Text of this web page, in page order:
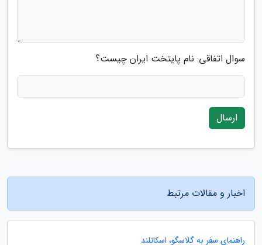
سوال اتفاقی: نام پایتخت ایران چیست؟
ارسال
اخبار و مقالات مرتبط
راهنمای سفر به گلاسگو، اسکاتلند